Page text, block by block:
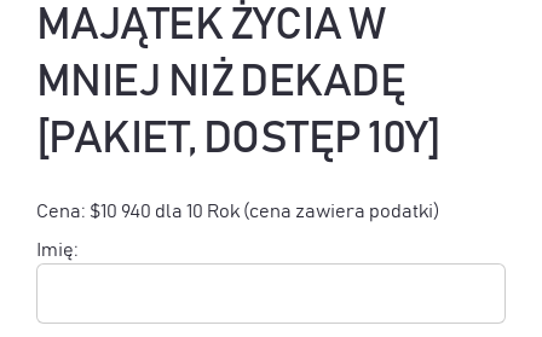
MAJĄTEK ŻYCIA W
MNIEJ NIŻ DEKADĘ
[PAKIET, DOSTĘP 10Y]
Cena: $10 940 dla 10 Rok (cena zawiera podatki)
Imię: